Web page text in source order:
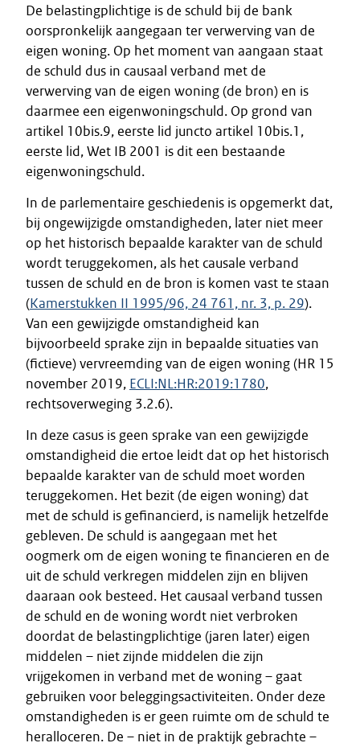
De belastingplichtige is de schuld bij de bank
oorspronkelijk aangegaan ter verwerving van de
eigen woning. Op het moment van aangaan staat
de schuld dus in causaal verband met de
verwerving van de eigen woning (de bron) en is
daarmee een eigenwoningschuld. Op grond van
artikel 10bis.9, eerste lid juncto artikel 10bis.1,
eerste lid, Wet IB 2001 is dit een bestaande
eigenwoningschuld.
In de parlementaire geschiedenis is opgemerkt dat,
bij ongewijzigde omstandigheden, later niet meer
op het historisch bepaalde karakter van de schuld
wordt teruggekomen, als het causale verband
tussen de schuld en de bron is komen vast te staan
(Kamerstukken II 1995/96, 24 761, nr. 3, p. 29).
Van een gewijzigde omstandigheid kan
bijvoorbeeld sprake zijn in bepaalde situaties van
(fictieve) vervreemding van de eigen woning (HR 15
november 2019, ECLI:NL:HR:2019:1780,
rechtsoverweging 3.2.6).
In deze casus is geen sprake van een gewijzigde
omstandigheid die ertoe leidt dat op het historisch
bepaalde karakter van de schuld moet worden
teruggekomen. Het bezit (de eigen woning) dat
met de schuld is gefinancierd, is namelijk hetzelfde
gebleven. De schuld is aangegaan met het
oogmerk om de eigen woning te financieren en de
uit de schuld verkregen middelen zijn en blijven
daaraan ook besteed. Het causaal verband tussen
de schuld en de woning wordt niet verbroken
doordat de belastingplichtige (jaren later) eigen
middelen – niet zijnde middelen die zijn
vrijgekomen in verband met de woning – gaat
gebruiken voor beleggingsactiviteiten. Onder deze
omstandigheden is er geen ruimte om de schuld te
heralloceren. De – niet in de praktijk gebrachte –